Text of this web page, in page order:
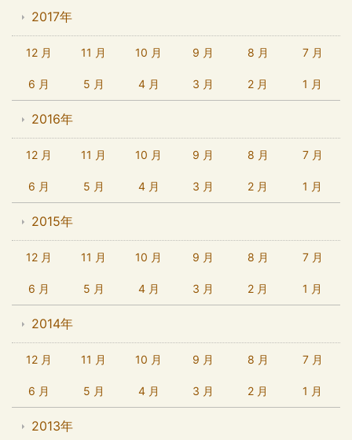
2017年
12 月 11 月 10 月 9 月 8 月 7 月
6 月 5 月 4 月 3 月 2 月 1 月
2016年
12 月 11 月 10 月 9 月 8 月 7 月
6 月 5 月 4 月 3 月 2 月 1 月
2015年
12 月 11 月 10 月 9 月 8 月 7 月
6 月 5 月 4 月 3 月 2 月 1 月
2014年
12 月 11 月 10 月 9 月 8 月 7 月
6 月 5 月 4 月 3 月 2 月 1 月
2013年